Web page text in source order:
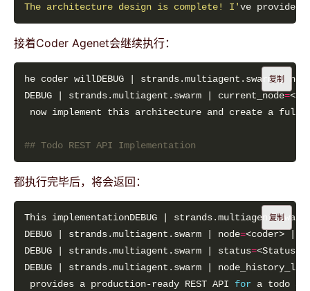
The architecture design is complete! I'
接着Coder Agenet会继续执行：
he coder willDEBUG | strands.multiagent.swarm |
DEBUG | strands.multiagent.swarm | current_node=
now implement this architecture and create a
## Todo REST API Implementation
复制
都执行完毕后，将会返回：
This implementationDEBUG |
DEBUG | strands.multiagent.swarm | node=
DEBUG | strands.multiagent.swarm | status=
DEBUG | strands.multiagent.swarm |
provides a production-ready REST API for
复制